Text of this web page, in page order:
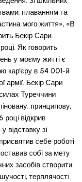
плаванням та
мого життя», «В
Бекір Сари.
Як говорить
у моєму житті є
кар’єру в 54 001-й
армії. Бекір Сари
Туреччини
принципову,
відкрив
відставку зі
себе роботі
собі за мету
засобів створити
терплячості